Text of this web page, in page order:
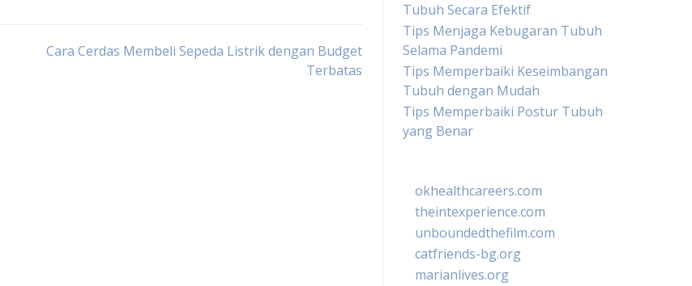
Cara Cerdas Membeli Sepeda Listrik dengan Budget
Terbatas
Tubuh Secara Efektif
Tips Menjaga Kebugaran Tubuh
Selama Pandemi
Tips Memperbaiki Keseimbangan
Tubuh dengan Mudah
Tips Memperbaiki Postur Tubuh
yang Benar
okhealthcareers.com
theintexperience.com
unboundedthefilm.com
catfriends-bg.org
marianlives.org